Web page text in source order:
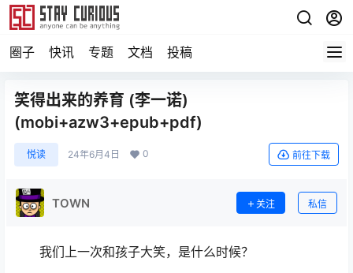
圈子 快讯 专题 文档 投稿
笑得出来的养育 (李一诺)
(mobi+azw3+epub+pdf)
悦读 24年6月4日 0 前往下载
TOWN 关注 私信
我们上一次和孩子大笑，是什么时候？